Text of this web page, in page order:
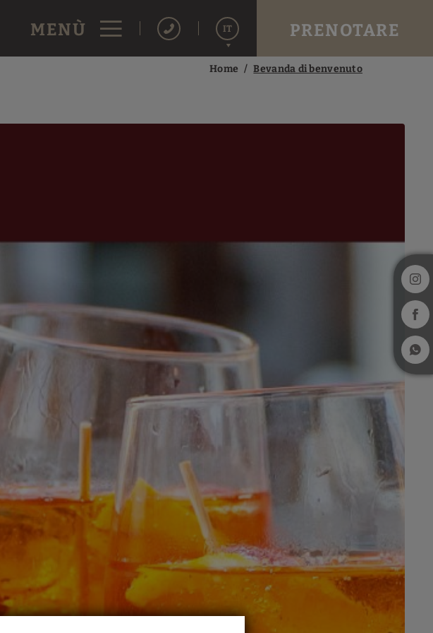
MENÙ IT PRENOTARE
Home Bevanda di benvenuto